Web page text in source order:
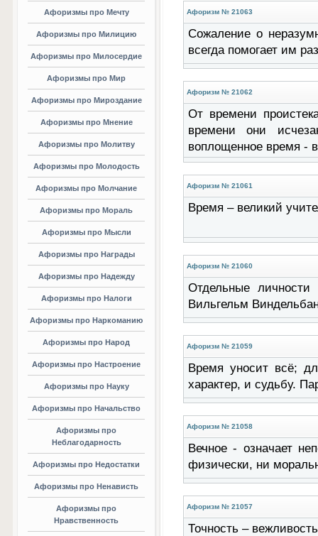
Афоризмы про Мечту
Афоризмы про Милицию
Афоризмы про Милосердие
Афоризмы про Мир
Афоризмы про Мироздание
Афоризмы про Мнение
Афоризмы про Молитву
Афоризмы про Молодость
Афоризмы про Молчание
Афоризмы про Мораль
Афоризмы про Мысли
Афоризмы про Награды
Афоризмы про Надежду
Афоризмы про Налоги
Афоризмы про Наркоманию
Афоризмы про Народ
Афоризмы про Настроение
Афоризмы про Науку
Афоризмы про Начальство
Афоризмы про
Неблагодарность
Афоризмы про Недостатки
Афоризмы про Ненависть
Афоризмы про
Нравственность
Афоризм № 21063
Сожаление о
всегда помогает им
Афоризм № 21062
От времени
времени они
воплощенное время -
Афоризм № 21061
Время – великий
Афоризм № 21060
Отдельные
Вильгельм
Афоризм № 21059
Время уносит всё;
характер, и судьбу.
Афоризм № 21058
Вечное - означает
физически, ни
Афоризм № 21057
Точность –